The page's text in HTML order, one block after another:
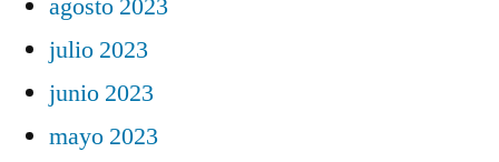
agosto 2023
julio 2023
junio 2023
mayo 2023